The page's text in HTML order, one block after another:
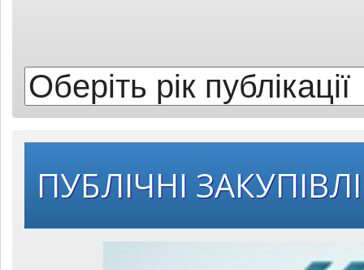
публікації:
ПУБЛІЧНІ ЗАКУПІВЛІ